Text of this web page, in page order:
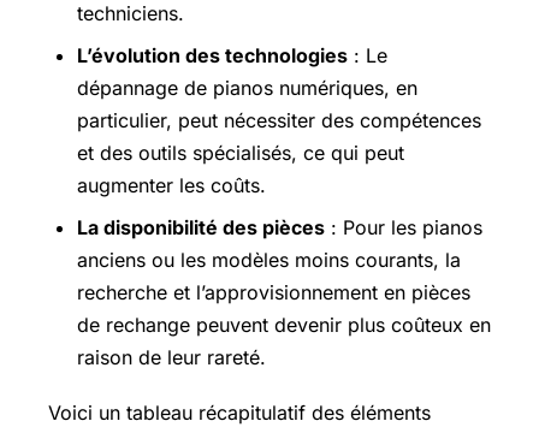
techniciens.
L’évolution des technologies : Le
dépannage de pianos numériques, en
particulier, peut nécessiter des compétences
et des outils spécialisés, ce qui peut
augmenter les coûts.
La disponibilité des pièces : Pour les pianos
anciens ou les modèles moins courants, la
recherche et l’approvisionnement en pièces
de rechange peuvent devenir plus coûteux en
raison de leur rareté.
Voici un tableau récapitulatif des éléments